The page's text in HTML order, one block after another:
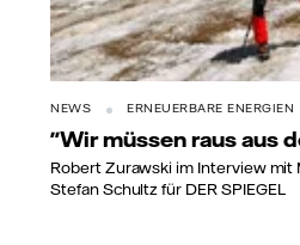
NEWS ERNEUERBARE ENERGIEN
"Wir müssen raus aus
Robert Zurawski im Interview mit
Stefan Schultz für DER SPIEGEL